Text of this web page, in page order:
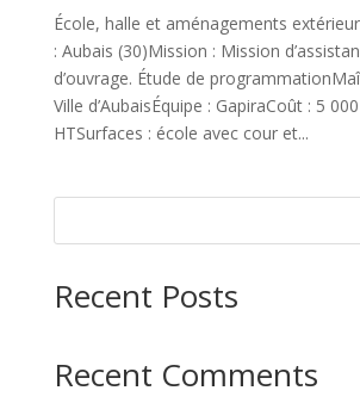
École, halle et aménagements
: Aubais (30)Mission : Mission
d’ouvrage. Étude de
Ville d’AubaisÉquipe : GapiraCoût : 5
HTSurfaces : école avec cour et...
Recent Posts
Recent Comments